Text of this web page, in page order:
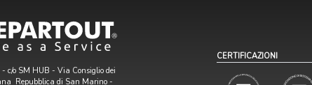
c/o SM HUB - Via Consiglio dei
Repubblica di San Marino -
CERTIFICAZIONI